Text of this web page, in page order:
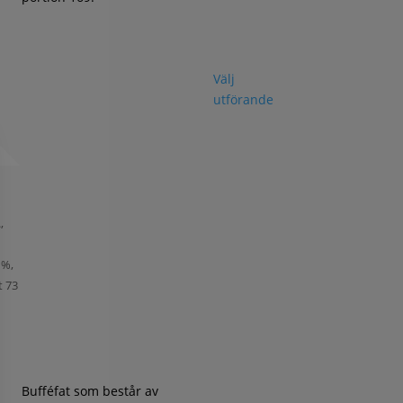
73
Välj
utförande
Bufféfat som består av